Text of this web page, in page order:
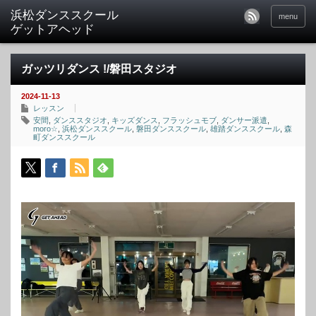
menu
ガッツリダンス !/磐田スタジオ
2024-11-13
レッスン
安間
ダンススタジオ キッズダンス フラッシュモブ ダンサー派遣
moro☆ 浜松ダンススクール 磐田ダンススクール 雄踏ダンススクール 森
町ダンススクール